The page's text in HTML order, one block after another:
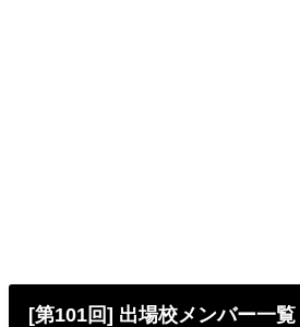
[第101回] 出場校メンバー一覧